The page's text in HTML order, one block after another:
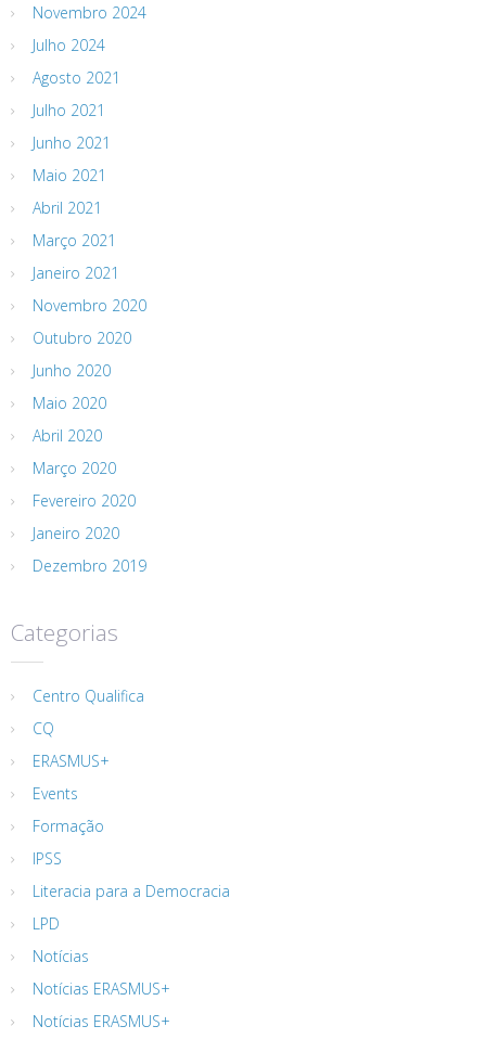
Novembro 2024
Julho 2024
Agosto 2021
Julho 2021
Junho 2021
Maio 2021
Abril 2021
Março 2021
Janeiro 2021
Novembro 2020
Outubro 2020
Junho 2020
Maio 2020
Abril 2020
Março 2020
Fevereiro 2020
Janeiro 2020
Dezembro 2019
Categorias
Centro Qualifica
CQ
ERASMUS+
Events
Formação
IPSS
Literacia para a Democracia
LPD
Notícias
Notícias ERASMUS+
Notícias ERASMUS+